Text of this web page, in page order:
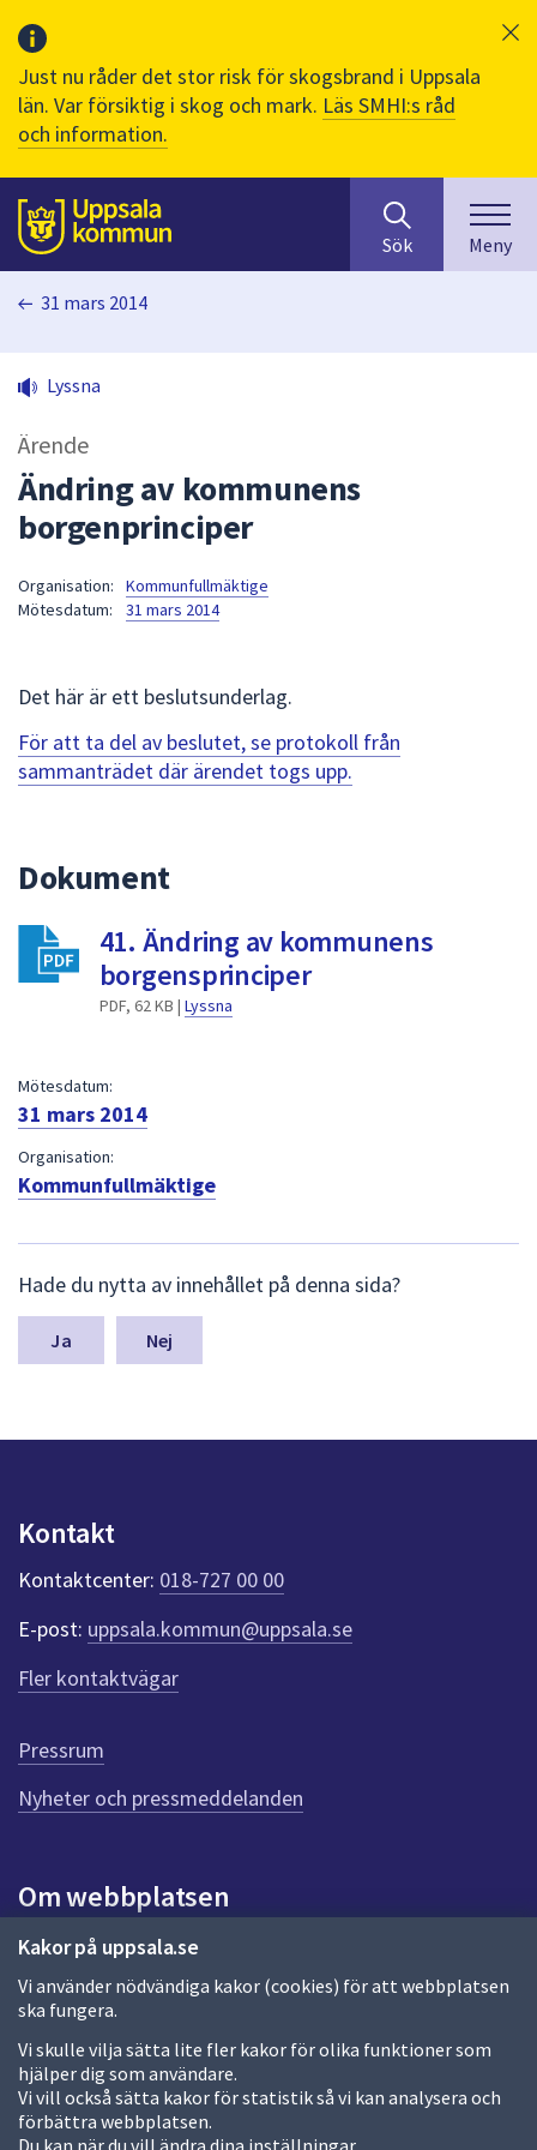
Just nu råder det stor risk för skogsbrand i Uppsala
län. Var försiktig i skog och mark. Läs SMHI:s råd
och information.
Till sidans
huvudinnehåll
efter
innehåll
på
sökfältet
kommer
för
att
navigera
för
Sök Meny
Kakor på uppsala.se
Vi använder nödvändiga kakor (cookies) för att webbplatsen
ska fungera.
Vi skulle vilja sätta lite fler kakor för olika funktioner som
hjälper dig som användare.
Vi vill också sätta kakor för statistik så vi kan analysera och
förbättra webbplatsen.
Du kan när du vill ändra dina inställningar.
31 mars 2014
Lyssna
Ärende
Ändring av kommunens
borgenprinciper
Organisation:
Kommunfullmäktige
Mötesdatum:
31 mars 2014
Det här är ett beslutsunderlag.
För att ta del av beslutet, se protokoll från
sammanträdet där ärendet togs upp.
Dokument
41. Ändring av kommunens
borgensprinciper
PDF, 62 KB | Lyssna
Mötesdatum:
31 mars 2014
Organisation:
Kommunfullmäktige
ä
m
a
n
k
t
e
r
f
ö
r
e
n
n
a
d
a
Hade du nytta av innehållet på denna sida?
Nej
Kontakt
Kontaktcenter: 018-727 00 00
E-post: uppsala.kommun@uppsala.se
Fler kontaktvägar
Pressrum
Nyheter och pressmeddelanden
Om webbplatsen
Om webbplatsen
Allmänna handlingar och diarium
Behandling av personuppgifter
Kakor
Språk (other languages)